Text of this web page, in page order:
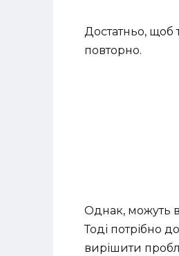
Достатньо, щоб
повторно.
Однак, можуть
Тоді потрібно
вирішити